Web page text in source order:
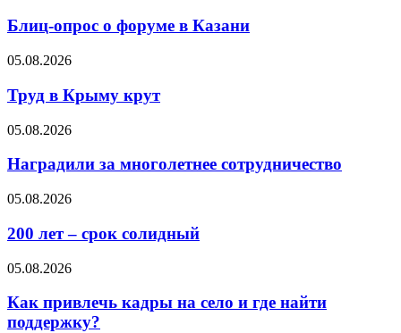
Блиц-опрос о форуме в Казани
05.08.2026
Труд в Крыму крут
05.08.2026
Наградили за многолетнее сотрудничество
05.08.2026
200 лет – срок солидный
05.08.2026
Как привлечь кадры на село и где найти
поддержку?